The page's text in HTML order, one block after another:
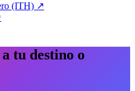
(ITH) ↗
tu destino o